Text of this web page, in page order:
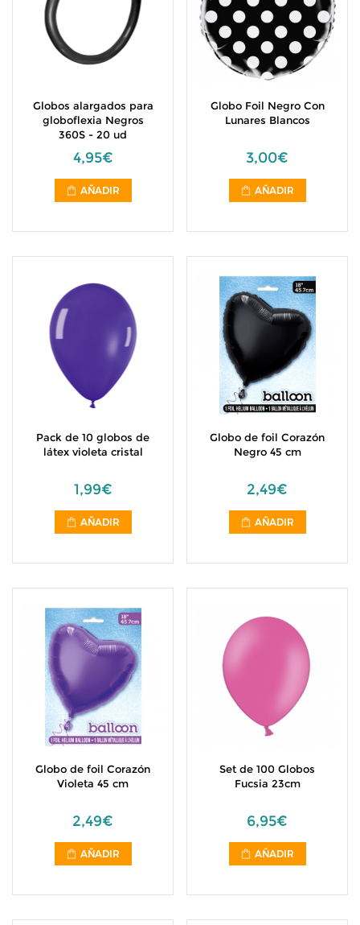
Globos alargados para
globoflexia Negros
360S - 20 ud
4,95€
AÑADIR
Globo Foil Negro Con
Lunares Blancos
3,00€
AÑADIR
Pack de 10 globos de
látex violeta cristal
1,99€
AÑADIR
Globo de foil Corazón
Negro 45 cm
2,49€
AÑADIR
Globo de foil Corazón
Violeta 45 cm
2,49€
AÑADIR
Set de 100 Globos
Fucsia 23cm
6,95€
AÑADIR